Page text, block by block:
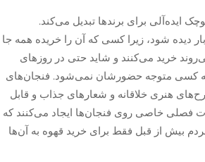
ایده‌آلی برای برندها تبدیل می‌کند.
شود، زیرا کسی که آن را خریده همه جا
خرید می‌کنند و شاید حتی در روزهای
که کسی متوجه حضورشان نمی‌شود. فنجان‌های
هنری خلاقانه و شعارهای جذاب و قابل
فصلی خاصی روی فنجان‌ها ایجاد می‌کنند که
بیش از قبل فقط برای خرید قهوه به آن‌ها